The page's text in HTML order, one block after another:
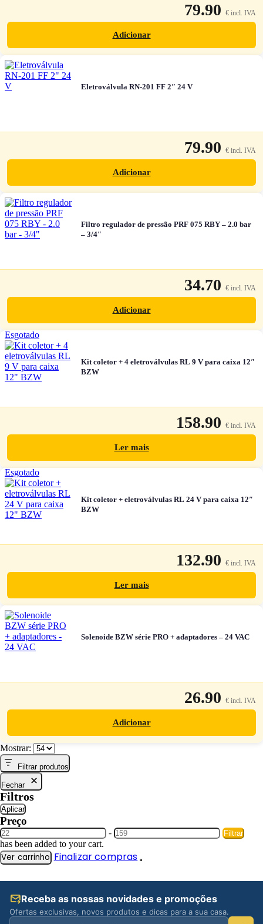
79.90
Adicionar
Eletroválvula RN-201 FF 2″ 24 V
79.90
Adicionar
Filtro regulador de pressão PRF 075 RBY – 2.0 bar
– 3/4″
34.70
Adicionar
Esgotado
Kit coletor + 4 eletroválvulas RL 9 V para caixa 12″
BZW
158.90
Ler mais
Esgotado
Kit coletor + eletroválvulas RL 24 V para caixa 12″
BZW
132.90
Ler mais
Solenoide BZW série PRO + adaptadores – 24 VAC
26.90
Adicionar
Mostrar:
Filtrar produtos
Fechar
Filtros
Aplicar
Preço
- Filtrar
has been added to your cart.
Ver carrinho Finalizar compras
Receba as nossas novidades e promoções
Ofertas exclusivas, novos produtos e dicas para a sua casa.